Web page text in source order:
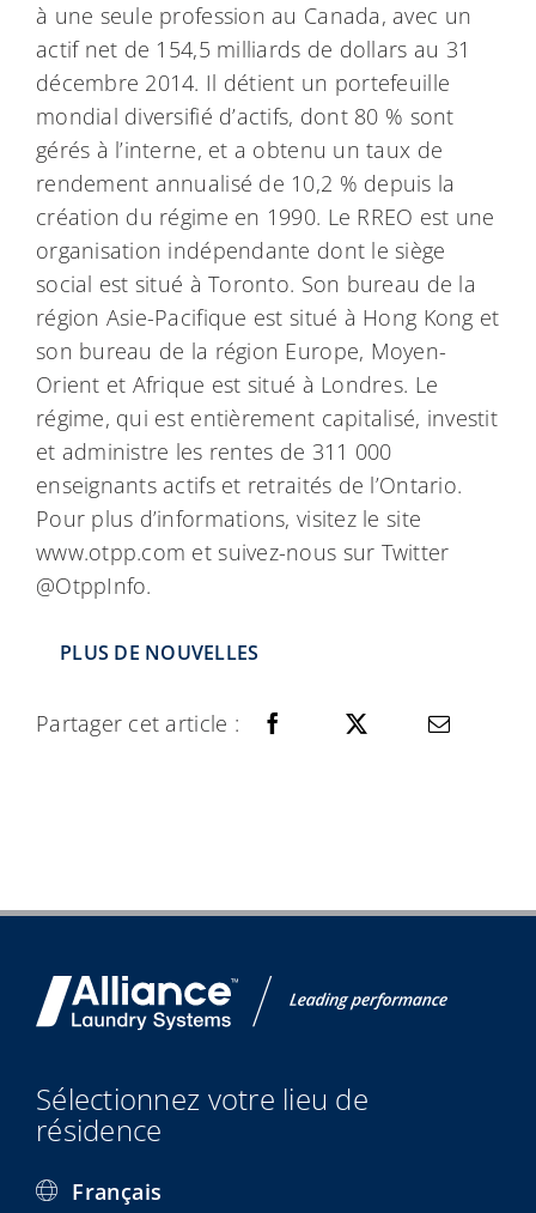
à une seule profession au Canada, avec un
actif net de 154,5 milliards de dollars au 31
décembre 2014. Il détient un portefeuille
mondial diversifié d’actifs, dont 80 % sont
gérés à l’interne, et a obtenu un taux de
rendement annualisé de 10,2 % depuis la
création du régime en 1990. Le RREO est une
organisation indépendante dont le siège
social est situé à Toronto. Son bureau de la
région Asie-Pacifique est situé à Hong Kong et
son bureau de la région Europe, Moyen-
Orient et Afrique est situé à Londres. Le
régime, qui est entièrement capitalisé, investit
et administre les rentes de 311 000
enseignants actifs et retraités de l’Ontario.
Pour plus d’informations, visitez le site
www.otpp.com et suivez-nous sur Twitter
@OtppInfo.
PLUS DE NOUVELLES
Partager cet article :
Sélectionnez votre lieu de
résidence
Français